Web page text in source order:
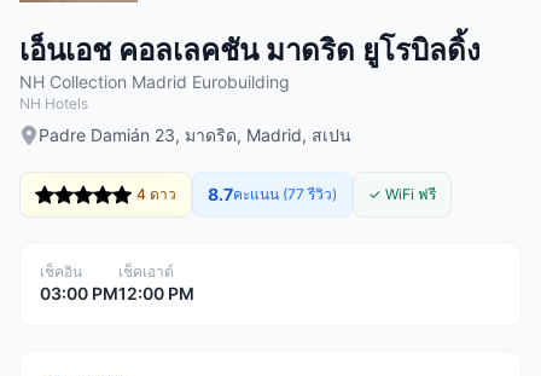
เอ็นเอช คอลเลคชัน มาดริด ยูโรบิลดิ้ง
NH Collection Madrid Eurobuilding
NH Hotels
Padre Damián 23, มาดริด, Madrid, สเปน
4 ดาว 8.7คะแนน (77 รีวิว) ✓ WiFi ฟรี
เช็คอิน
03:00 PM
เช็คเอาต์
12:00 PM